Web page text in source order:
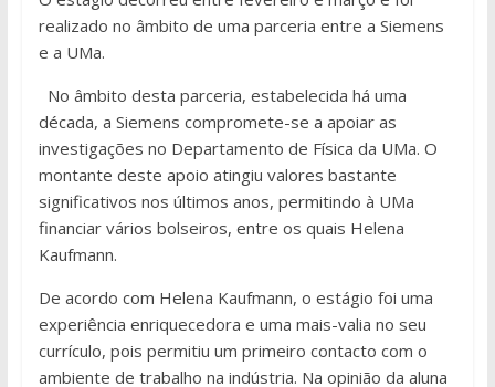
realizado no âmbito de uma parceria entre a Siemens
e a UMa.
No âmbito desta parceria, estabelecida há uma
década, a Siemens compromete-se a apoiar as
investigações no Departamento de Física da UMa. O
montante deste apoio atingiu valores bastante
significativos nos últimos anos, permitindo à UMa
financiar vários bolseiros, entre os quais Helena
Kaufmann.
De acordo com Helena Kaufmann, o estágio foi uma
experiência enriquecedora e uma mais-valia no seu
currículo, pois permitiu um primeiro contacto com o
ambiente de trabalho na indústria. Na opinião da aluna